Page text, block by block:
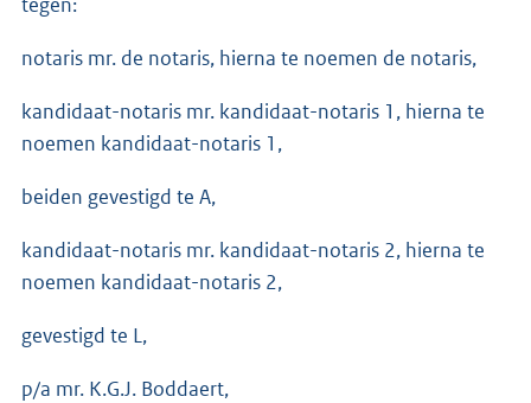
notaris mr. de notaris, hierna te noemen de notaris,
kandidaat-notaris mr. kandidaat-notaris 1, hierna te
noemen kandidaat-notaris 1,
beiden gevestigd te A,
kandidaat-notaris mr. kandidaat-notaris 2, hierna te
noemen kandidaat-notaris 2,
gevestigd te L,
p/a mr. K.G.J. Boddaert,